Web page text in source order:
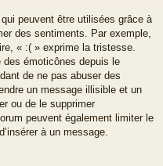
peuvent être utilisées grâce à
des sentiments. Par exemple,
« :( » exprime la tristesse.
émoticônes depuis le
de ne pas abuser des
un message illisible et un
ou de le supprimer
peuvent également limiter le
à un message.